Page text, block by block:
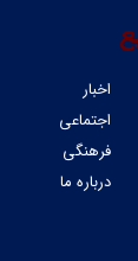
اخبار
اجتماعی
فرهنگی
درباره ما